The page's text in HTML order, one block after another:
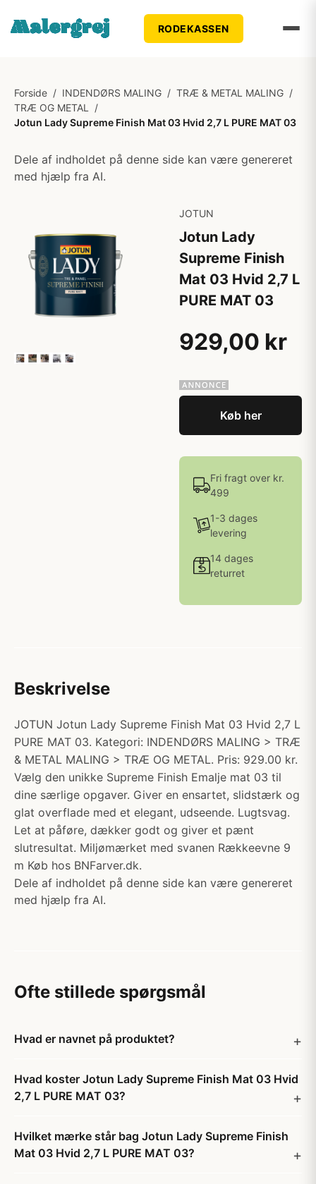
RODEKASSEN
Forside / INDENDØRS MALING / TRÆ & METAL MALING /
TRÆ OG METAL
/
Jotun Lady Supreme Finish Mat 03 Hvid 2,7 L PURE MAT 03
Dele af indholdet på denne side kan være genereret
med hjælp fra AI.
JOTUN
Jotun Lady
Supreme Finish
Mat 03 Hvid 2,7 L
PURE MAT 03
929,00 kr
Køb her
Fri fragt over kr.
499
1-3 dages
levering
14 dages
returret
Beskrivelse
JOTUN Jotun Lady Supreme Finish Mat 03 Hvid 2,7 L
PURE MAT 03. Kategori: INDENDØRS MALING > TRÆ
& METAL MALING > TRÆ OG METAL. Pris: 929.00 kr.
Vælg den unikke Supreme Finish Emalje mat 03 til
dine særlige opgaver. Giver en ensartet, slidstærk og
glat overflade med et elegant, udseende. Lugtsvag.
Let at påføre, dækker godt og giver et pænt
slutresultat. Miljømærket med svanen Rækkeevne 9
m Køb hos BNFarver.dk.
Dele af indholdet på denne side kan være genereret
med hjælp fra AI.
Ofte stillede spørgsmål
Hvad er navnet på produktet?
Hvad koster Jotun Lady Supreme Finish Mat 03 Hvid
2,7 L PURE MAT 03?
Hvilket mærke står bag Jotun Lady Supreme Finish
Mat 03 Hvid 2,7 L PURE MAT 03?